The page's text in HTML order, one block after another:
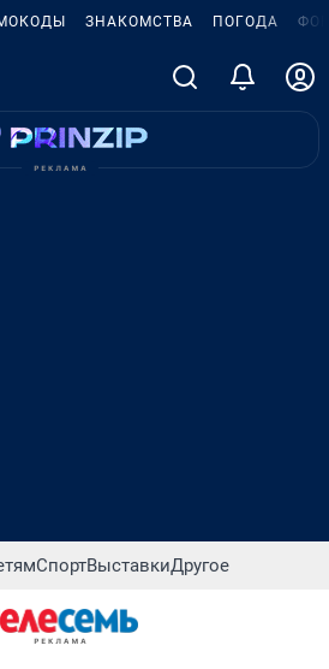
ЗНАКОМСТВА ПОГОДА
СпортВыставкиДругое